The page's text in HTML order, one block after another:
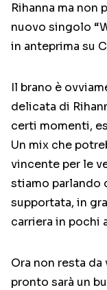
Rihanna ma non
nuovo singolo
in anteprima su
Il brano è
delicata di
certi momenti,
Un mix che
vincente per le
stiamo parlando
supportata, in
carriera in pochi
Ora non resta
pronto sarà un